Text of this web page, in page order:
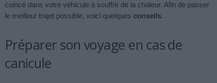
coincé dans votre véhicule à souffrir de la chaleur. Afin de passer
le meilleur trajet possible, voici quelques conseils.
Préparer son voyage en cas de
canicule